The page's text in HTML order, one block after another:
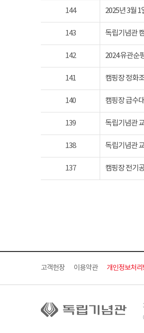
144 2025년 3월 1
143 독립기념관
142 2024 유관순
141 캠핑장 정화
140 캠핑장 급수
139 독립기념관
138 독립기념관
137 캠핑장 전기
고객헌장 이용약관 개인정보처리